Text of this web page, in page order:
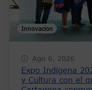
Innovacion
Ago 6, 2026
Expo Indígena
y Cultura con el